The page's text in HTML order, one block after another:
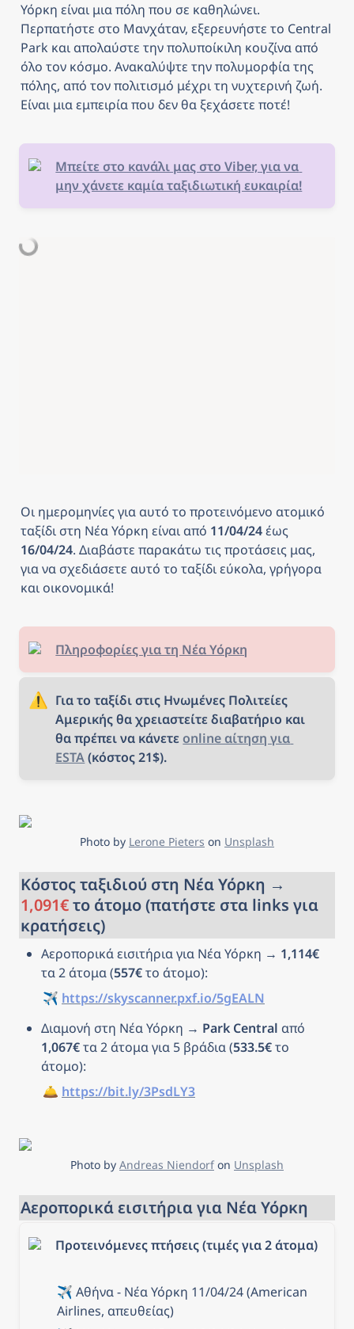
Υόρκη είναι μια πόλη που σε καθηλώνει.
Περπατήστε στο Μανχάταν, εξερευνήστε το Central
Park και απολαύστε την πολυποίκιλη κουζίνα από
όλο τον κόσμο. Ανακαλύψτε την πολυμορφία της
πόλης, από τον πολιτισμό μέχρι τη νυχτερινή ζωή.
Είναι μια εμπειρία που δεν θα ξεχάσετε ποτέ!
Μπείτε στο κανάλι μας στο Viber, για να
μην χάνετε καμία ταξιδιωτική ευκαιρία!
Οι ημερομηνίες για αυτό το προτεινόμενο ατομικό
ταξίδι στη Νέα Υόρκη είναι από 11/04/24 έως
16/04/24. Διαβάστε παρακάτω τις προτάσεις μας,
για να σχεδιάσετε αυτό το ταξίδι εύκολα, γρήγορα
και οικονομικά!
Πληροφορίες για τη Νέα Υόρκη
⚠️ Για το ταξίδι στις Ηνωμένες Πολιτείες
Αμερικής θα χρειαστείτε διαβατήριο και
θα πρέπει να κάνετε online αίτηση για
ESTA (κόστος 21$).
Photo by Lerone Pieters on Unsplash
1,091€ το άτομο (πατήστε στα links για
κρατήσεις)
Αεροπορικά εισιτήρια για Νέα Υόρκη → 1,114€
τα 2 άτομα (557€ το άτομο):
✈️ https://skyscanner.pxf.io/5gEALN
Διαμονή στη Νέα Υόρκη → Park Central
1,067€ τα 2 άτομα για 5 βράδια (533.5€ το
άτομο):
🛎️ https://bit.ly/3PsdLY3
Photo by Andreas Niendorf on Unsplash
Αεροπορικά εισιτήρια για Νέα Υόρκη
Προτεινόμενες πτήσεις (τιμές για 2 άτομα)
✈️ Αθήνα - Νέα Υόρκη 11/04/24 (American
Airlines, απευθείας)